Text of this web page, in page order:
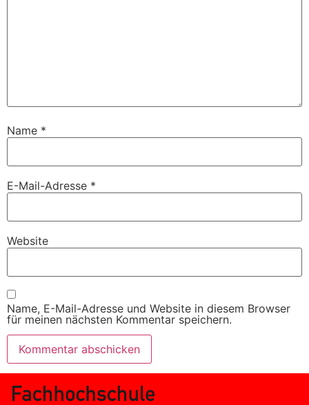
Name *
E-Mail-Adresse *
Website
Name, E-Mail-Adresse und Website in diesem Browser
für meinen nächsten Kommentar speichern.